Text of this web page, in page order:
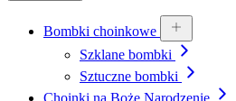
Bombki choinkowe
Szklane bombki
Sztuczne bombki